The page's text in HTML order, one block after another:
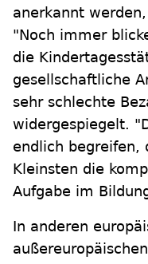
anerkannt
"Noch immer
die
gesellschaftliche
sehr schlechte
widergespiegelt.
endlich begreifen,
Kleinsten die
Aufgabe im
In anderen